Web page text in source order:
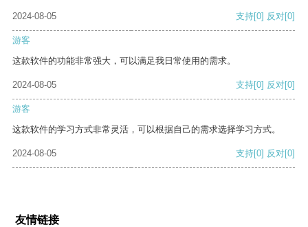
2024-08-05 支持[0] 反对[0]
游客
这款软件的功能非常强大，可以满足我日常使用的需求。
2024-08-05 支持[0] 反对[0]
游客
这款软件的学习方式非常灵活，可以根据自己的需求选择学习方式。
2024-08-05 支持[0] 反对[0]
友情链接